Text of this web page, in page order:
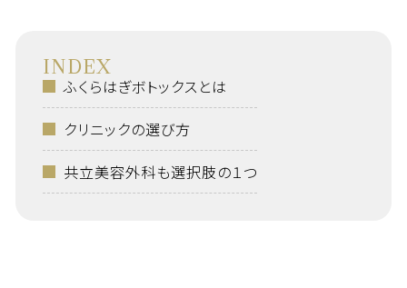
INDEX
ふくらはぎボトックスとは
クリニックの選び方
共立美容外科も選択肢の１つ